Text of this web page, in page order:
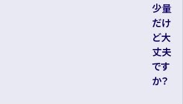
少量
だけ
ど大
丈夫
です
か？